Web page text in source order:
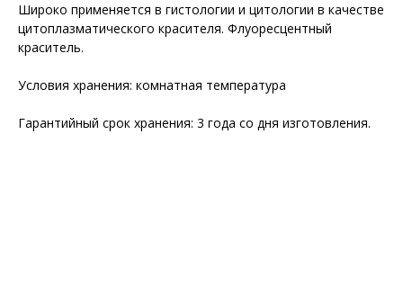
Широко применяется в гистологии и цитологии в качестве
цитоплазматического красителя. Флуоресцентный
краситель.
Условия хранения: комнатная температура
Гарантийный срок хранения: 3 года со дня изготовления.